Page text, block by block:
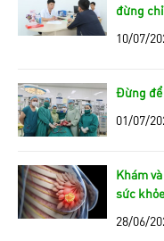
đừng
10/07/
Đừng
01/07/
Khám
sức khỏe
28/06/